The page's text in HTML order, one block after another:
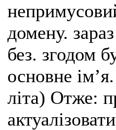
домену.
без. згодом
основне
літа) Отже: